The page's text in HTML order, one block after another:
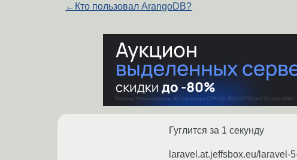
← Кто пользовал ArangoDB?
Гуглится за 1 секунду
laravel.at.jeffsbox.eu/laravel-